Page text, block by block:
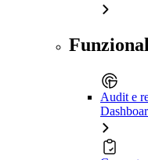
Audit e